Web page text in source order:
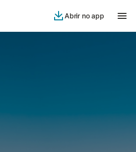
Abrir no app